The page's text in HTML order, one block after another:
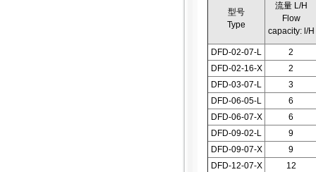
型号
Type
流量 L/H
Flow
capacity: l/H
DFD-02-07-L
2
DFD-02-16-X
2
DFD-03-07-L
3
DFD-06-05-L
6
DFD-06-07-X
6
DFD-09-02-L
9
DFD-09-07-X
9
DFD-12-07-X
12